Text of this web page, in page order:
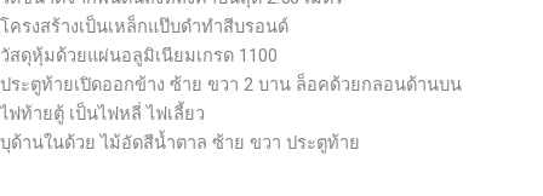
โครงสร้างเป็นเหล็กแป๊บดำทำสีบรอนด์
วัสดุหุ้มด้วยแผ่นอลูมิเนียมเกรด 1100
ประตูท้ายเปิดออกข้าง ซ้าย ขวา 2 บาน ล็อคด้วยกลอนด้านบน
ไฟท้ายตู้ เป็นไฟหลี่ ไฟเลี้ยว
บุด้านในด้วย ไม้อัดสีน้ำตาล ซ้าย ขวา ประตูท้าย